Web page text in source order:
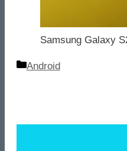
Samsung Galaxy
Categorie
Android